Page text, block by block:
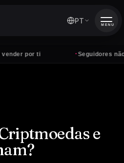
por ti Seguidores não
PT MENU
e